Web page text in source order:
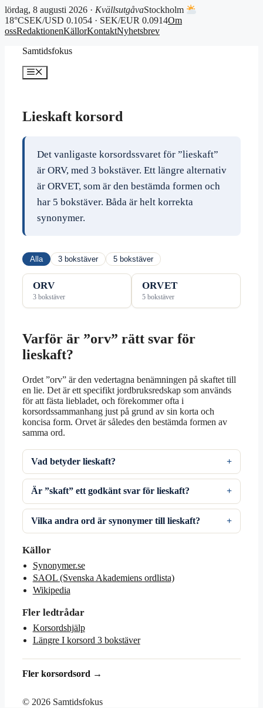
lördag, 8 augusti 2026 · KvällsutgåvaStockholm
18°CSEK/USD 0.1054 · SEK/EUR 0.0914Om
ossRedaktionenKällorKontaktNyhetsbrev
Samtidsfokus
Meny
Lieskaft korsord
Det vanligaste korsordssvaret för ”lieskaft”
är ORV, med 3 bokstäver. Ett längre alternativ
är ORVET, som är den bestämda formen och
har 5 bokstäver. Båda är helt korrekta
synonymer.
Alla 3 bokstäver 5 bokstäver
ORV
3 bokstäver
ORVET
5 bokstäver
Varför är ”orv” rätt svar för
lieskaft?
Ordet ”orv” är den vedertagna benämningen på skaftet till
en lie. Det är ett specifikt jordbruksredskap som används
för att fästa liebladet, och förekommer ofta i
korsordssammanhang just på grund av sin korta och
koncisa form. Orvet är således den bestämda formen av
samma ord.
Vad betyder lieskaft?
Är ”skaft” ett godkänt svar för lieskaft?
Vilka andra ord är synonymer till lieskaft?
Källor
Synonymer.se
SAOL (Svenska Akademiens ordlista)
Wikipedia
Fler ledtrådar
Korsordshjälp
Längre I korsord 3 bokstäver
Fler korsordsord →
© 2026 Samtidsfokus